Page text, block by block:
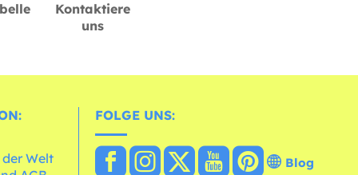
Kontaktiere
uns
Welt
FOLGE UNS:
Blog